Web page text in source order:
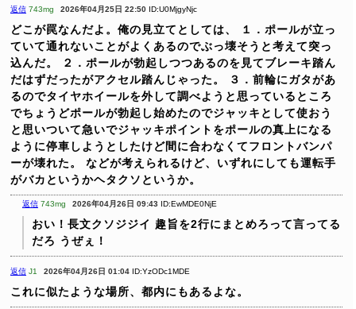
返信 743mg 2026年04月25日 22:50 ID:U0MjgyNjc
どこが罠なんだよ。俺の見立てとしては、
１．ポールが立っ
ていて通れないことがよくあるのでぶっ壊そうと考えて突っ
込んだ。
２．ポールが勃起しつつあるのを見てブレーキ踏ん
だはずだったがアクセル踏んじゃった。
３．前輪にガタがあ
るのでタイヤホイールを外して調べようと思っているところ
でちょうどポールが勃起し始めたのでジャッキとして使おう
と思いついて急いでジャッキポイントをポールの真上になる
ように停車しようとしたけど間に合わなくてフロントバンパ
ーが壊れた。
などが考えられるけど、いずれにしても運転手
がバカというかヘタクソというか。
返信 743mg 2026年04月26日 09:43 ID:EwMDE0NjE
おい！長文クソジジイ 趣旨を2行にまとめろって言ってる
だろ うぜぇ！
返信 J1 2026年04月26日 01:04 ID:YzODc1MDE
これに似たような場所、都内にもあるよな。